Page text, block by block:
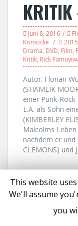
KRITIK
Juni 8, 2016
Komödie
2015
Drama, DVD, Film,
Kritik, Rick
Autor: Florian
(SHAMEIK
einer Punk-
L.A. als Sohn
(KIMBERLEY
Malcolms
nachdem er und
CLEMONS) und
Proudly powered by
This website
We'll assume
you
Social media &